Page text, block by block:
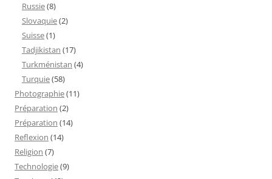
Russie(8)
Slovaquie(2)
Suisse(1)
Tadjikistan (17)
Turkménistan (4)
Turquie(58)
Photographie(11)
Préparation (2)
Préparation (14)
Reflexion (14)
Religion (7)
Technologie(9)